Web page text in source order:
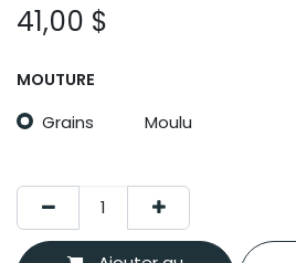
41,00 $
MOUTURE
Grains Moulu